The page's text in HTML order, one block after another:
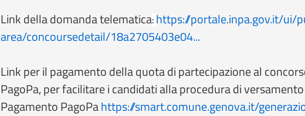
Link della domanda telematica: https://portale.inpa.gov.it/ui/
area/concoursedetail/18a2705403e04...
Link per il pagamento della quota di partecipazione al
PagoPa, per facilitare i candidati alla procedura di
Pagamento PagoPahttps://smart.comune.genova.it/